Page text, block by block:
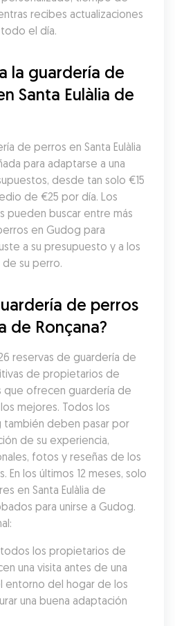
recibes actualizaciones
el día.
la guardería de
Santa Eulàlia de
de perros en Santa Eulàlia
para adaptarse a una
desde tan solo €15
de €25 por día. Los
pueden buscar entre más
en Gudog para
a su presupuesto y a los
su perro.
de perros
de Ronçana?
reservas de guardería de
de propietarios de
que ofrecen guardería de
mejores. Todos los
deben pasar por
de su experiencia,
fotos y reseñas de los
los últimos 12 meses, solo
en Santa Eulàlia de
para unirse a Gudog.
los propietarios de
una visita antes de una
entorno del hogar de los
una buena adaptación